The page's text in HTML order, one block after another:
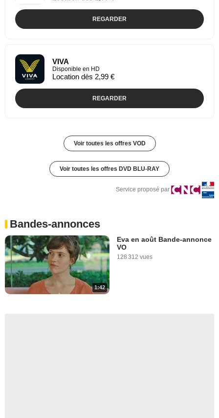
REGARDER
VIVA
Disponible en HD
Location dès 2,99 €
REGARDER
Voir toutes les offres VOD
Voir toutes les offres DVD BLU-RAY
Service proposé par
Bandes-annonces
1:42
Eva en août Bande-annonce
VO
128 312 vues